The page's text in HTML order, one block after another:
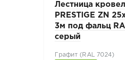
Лестница
PRESTIGE ZN
3м под фальц
серый
Графит (RAL 7024)